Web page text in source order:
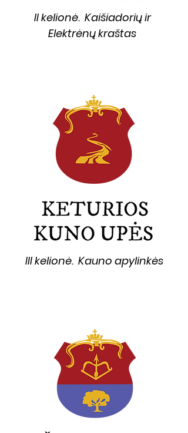
II kelionė. Kaišiadorių ir
Elektrėnų kraštas
III kelionė. Kauno apylinkės